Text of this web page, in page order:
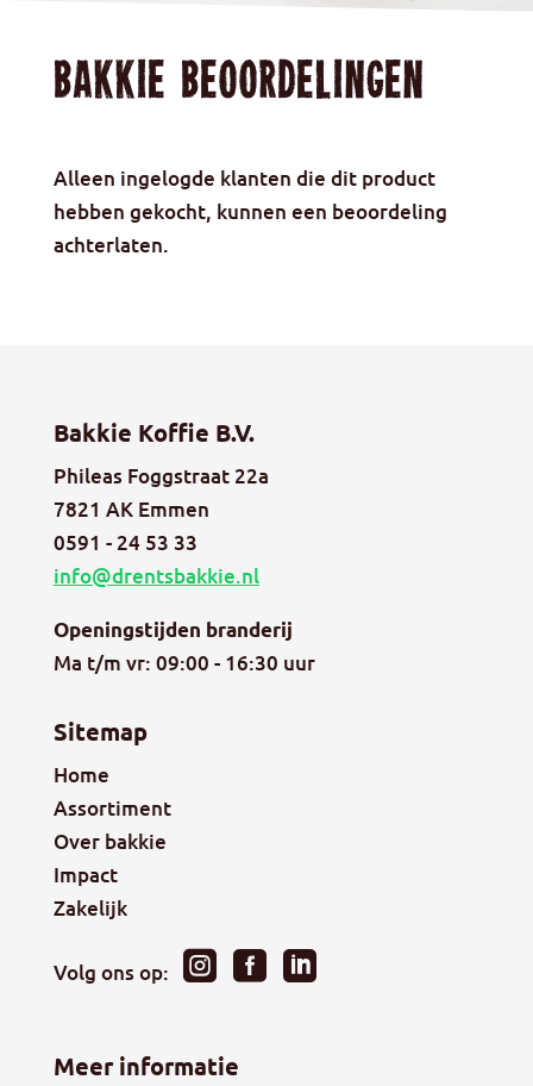
Bakkie beoordelingen
Alleen ingelogde klanten die dit product
hebben gekocht, kunnen een beoordeling
achterlaten.
Bakkie Koffie B.V.
Phileas Foggstraat 22a
7821 AK Emmen
0591 - 24 53 33
info@drentsbakkie.nl
Openingstijden branderij
Ma t/m vr: 09:00 - 16:30 uur
Sitemap
Home
Assortiment
Over bakkie
Impact
Zakelijk
Volg ons op:   
Meer informatie